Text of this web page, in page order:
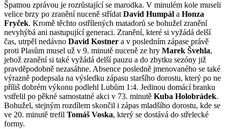
Špatnou zprávou je rozrůstající se marodka. V minulém kole museli
velice brzy po zranění nuceně střídat David Humpál a Honza
Fryček. Kromě těchto ostřílených matadorů se bohužel zranění
nevyhýbá ani nastupující generaci. Zranění, které si vyžádá delší
čas, utrpěl nedávno David Kostner a v posledním zápase právě
proti Plasům musel už v 9. minutě nuceně ze hry Marek Švehla,
jehož zranění si také vyžádá delší pauzu a do zbytku sezóny již
pravděpodobně nezasáhne. Absence posledně jmenovaného se také
výrazně podepsala na výsledku zápasu staršího dorostu, který po ne
příliš dobrém výkonu podlehl Lubům 1:4. Jedinou domácí branku
vstřelil po pěkné samostatné akci v 73. minutě Kuba Holobrádek.
Bohužel, stejným rozdílem skončil i zápas mladšího dorostu, kde se
ve 20. minutě trefil Tomáš Voska, který se dostává do střelecké
formy.